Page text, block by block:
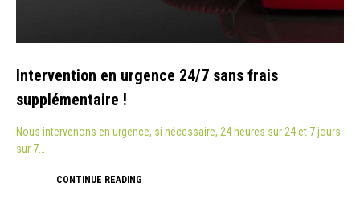
Intervention en urgence 24/7 sans frais
supplémentaire !
Nous intervenons en urgence, si nécessaire, 24 heures sur 24 et 7 jours
sur 7…
CONTINUE READING